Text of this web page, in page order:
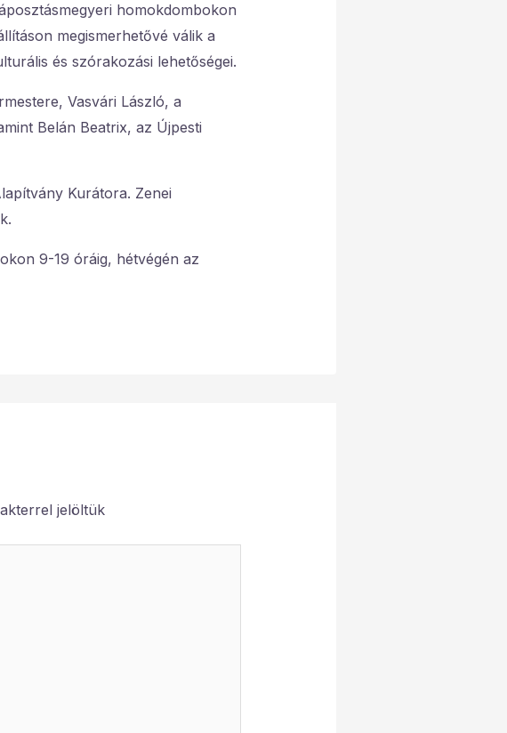
homokdombokon
megismerhetővé válik a
és szórakozási lehetőségei.
Vasvári László, a
Belán Beatrix, az Újpesti
Kurátora. Zenei
9-19 óráig, hétvégén az
jelöltük